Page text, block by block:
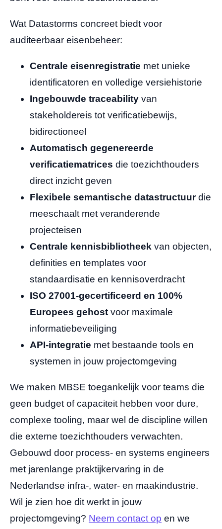
Wat Datastorms concreet biedt voor
auditeerbaar eisenbeheer:
Centrale eisenregistratie met unieke
identificatoren en volledige versiehistorie
Ingebouwde traceability van
stakeholdereis tot verificatiebewijs,
bidirectioneel
Automatisch gegenereerde
verificatiematrices die toezichthouders
direct inzicht geven
Flexibele semantische datastructuurdie
meeschaalt met veranderende
projecteisen
Centrale kennisbibliotheek van objecten,
definities en templates voor
standaardisatie en kennisoverdracht
ISO 27001-gecertificeerd en 100%
Europees gehost voor maximale
informatiebeveiliging
API-integratie met bestaande tools en
systemen in jouw projectomgeving
We maken MBSE toegankelijk voor teams die
geen budget of capaciteit hebben voor dure,
complexe tooling, maar wel de discipline willen
die externe toezichthouders verwachten.
Gebouwd door process- en systems engineers
met jarenlange praktijkervaring in de
Nederlandse infra-, water- en maakindustrie.
Wil je zien hoe dit werkt in jouw
projectomgeving? Neem contact op en we